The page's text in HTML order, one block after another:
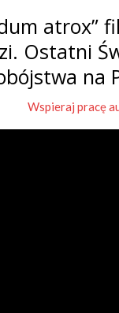
atrox”
Ostatni
na
Wspieraj pracę